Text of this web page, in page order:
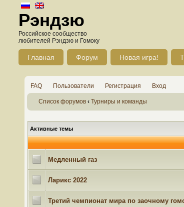
Рэндзю
Российское сообщество
любителей Рэндзю и Гомоку
Главная Форум Новая игра!
FAQ Пользователи Регистрация Вход
Список форумов ‹ Турниры и команды
Активные темы
Медленный газ
Ларикс 2022
Третий чемпионат мира по заочному